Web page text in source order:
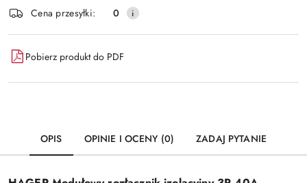
Cena przesyłki:
0
Pobierz produkt do PDF
OPIS OPINIE I OCENY (0) ZADAJ PYTANIE